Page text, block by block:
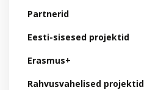
Partnerid
Eesti-sisesed projektid
Erasmus+
Rahvusvahelised projektid